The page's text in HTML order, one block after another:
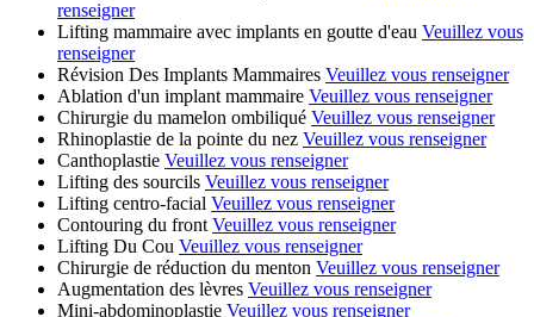
renseigner
Lifting mammaire avec implants en goutte d'eau Veuillez vous
renseigner
Révision Des Implants Mammaires Veuillez vous renseigner
Ablation d'un implant mammaire Veuillez vous renseigner
Chirurgie du mamelon ombiliqué Veuillez vous renseigner
Rhinoplastie de la pointe du nez Veuillez vous renseigner
Canthoplastie Veuillez vous renseigner
Lifting des sourcils Veuillez vous renseigner
Lifting centro-facial Veuillez vous renseigner
Contouring du front Veuillez vous renseigner
Lifting Du Cou Veuillez vous renseigner
Chirurgie de réduction du menton Veuillez vous renseigner
Augmentation des lèvres Veuillez vous renseigner
Mini-abdominoplastie Veuillez vous renseigner